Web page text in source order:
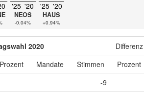
'25 '20
NEOS
-0.04%
'25 '20
HAUS
+0.94%
2020
Differenz
Prozent Mandate Stimmen Prozent
-9